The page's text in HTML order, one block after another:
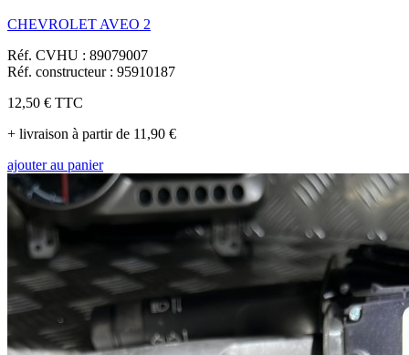
CHEVROLET AVEO 2
Réf. CVHU : 89079007
Réf. constructeur : 95910187
12,50 € TTC
+ livraison à partir de 11,90 €
ajouter au panier